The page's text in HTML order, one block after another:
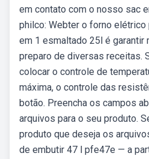
em contato com o nosso sac
philco: Webter o forno
em 1 esmaltado 25l é garantir
preparo de diversas receitas.
colocar o controle de
máxima, o controle das
botão. Preencha os campos
arquivos para o seu produto.
produto que deseja os
de embutir 47 l pfe47e — a